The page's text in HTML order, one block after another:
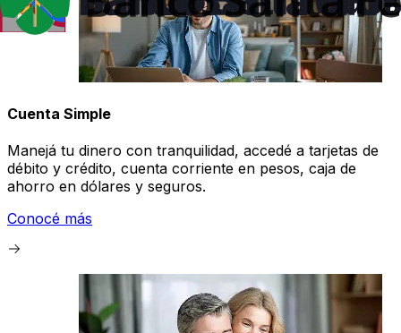
Cuenta Simple
Manejá tu dinero con tranquilidad, accedé a tarjetas de
débito y crédito, cuenta corriente en pesos, caja de
ahorro en dólares y seguros.
Conocé más